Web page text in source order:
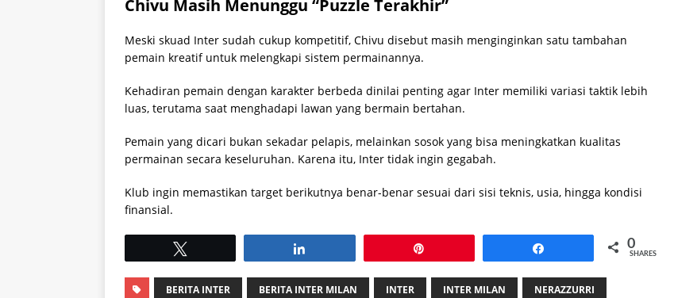
Chivu Masih Menunggu “Puzzle Terakhir”
Meski skuad Inter sudah cukup kompetitif, Chivu disebut masih menginginkan satu tambahan
pemain kreatif untuk melengkapi sistem permainannya.
Kehadiran pemain dengan karakter berbeda dinilai penting agar Inter memiliki variasi taktik lebih
luas, terutama saat menghadapi lawan yang bermain bertahan.
Pemain yang dicari bukan sekadar pelapis, melainkan sosok yang bisa meningkatkan kualitas
permainan secara keseluruhan. Karena itu, Inter tidak ingin gegabah.
Klub ingin memastikan target berikutnya benar-benar sesuai dari sisi teknis, usia, hingga kondisi
finansial.
0
SHARES
BERITA INTER BERITA INTER MILAN INTER INTER MILAN NERAZZURRI